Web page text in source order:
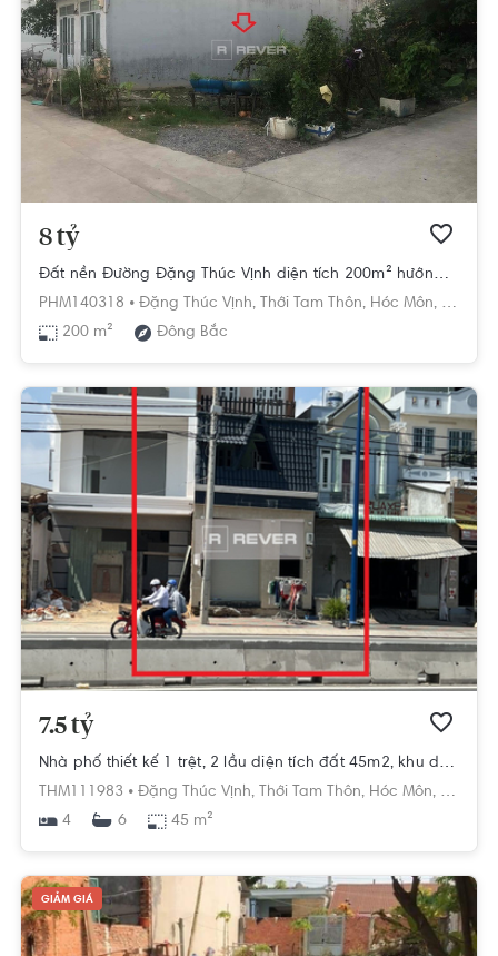
8 tỷ
Đất nền Đường Đặng Thúc Vịnh diện tích 200m² hướng đông bắc pháp lý sổ hồng.
PHM140318 • Đặng Thúc Vịnh, Thới Tam Thôn, Hóc Môn, Hồ Chí
200 m²
Đông Bắc
7.5 tỷ
Nhà phố thiết kế 1 trệt, 2 lầu diện tích đất 45m2, khu dân cư hiện hữu.
THM111983 • Đặng Thúc Vịnh, Thới Tam Thôn, Hóc Môn, Hồ Chí
4
6 45 m²
GIẢM GIÁ